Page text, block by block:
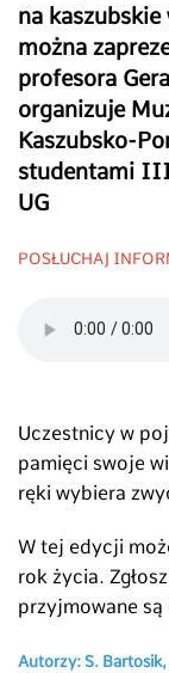
na
można
profesora
organizuje
Kaszubsko-
studentami
UG
POSŁUCHAJ
Uczestnicy w
pamięci swoje
ręki wybiera
W tej edycji
rok życia.
przyjmowane
Autorzy: S.